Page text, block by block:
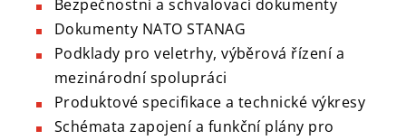
Bezpečnostní a schvalovací dokumenty
Dokumenty NATO STANAG
Podklady pro veletrhy, výběrová řízení a
mezinárodní spolupráci
Produktové specifikace a technické výkresy
Schémata zapojení a funkční plány pro